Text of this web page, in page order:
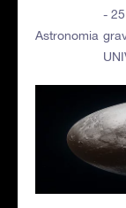
Astronomia
-